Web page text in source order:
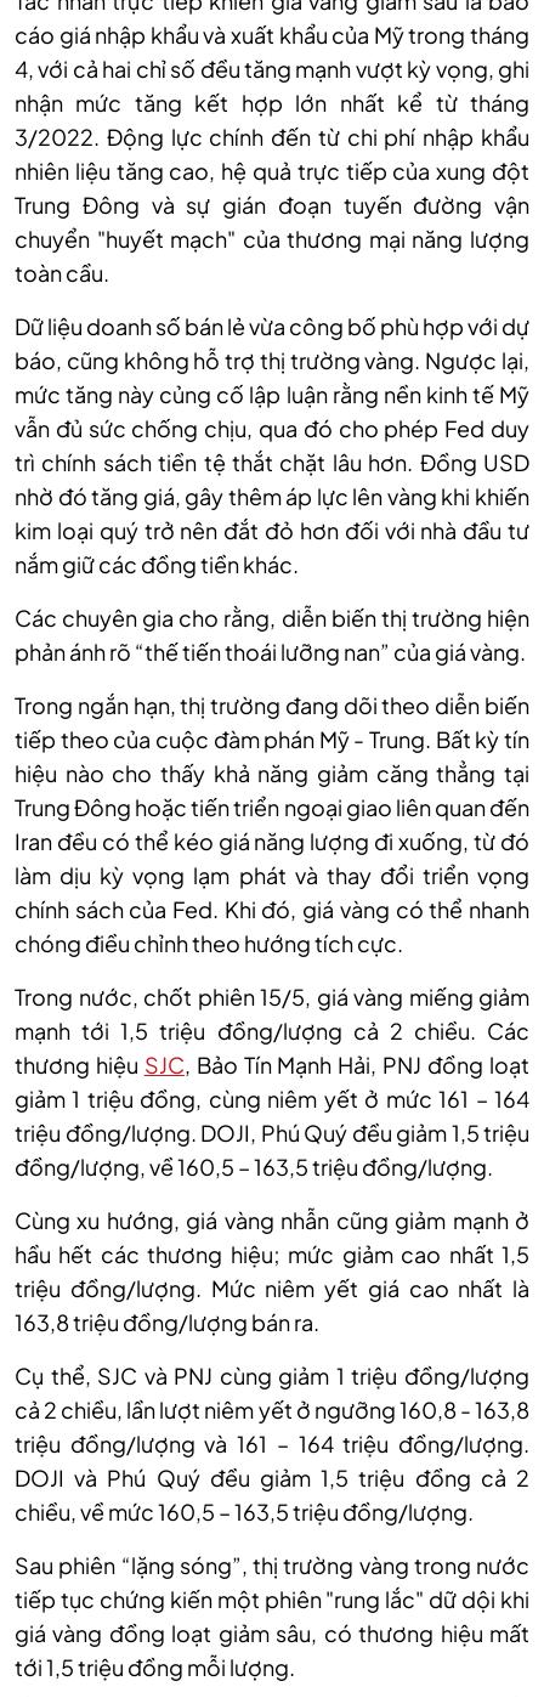
cáo giá nhập khẩu và xuất khẩu của Mỹ trong tháng
4, với cả hai chỉ số đều tăng mạnh vượt kỳ vọng, ghi
nhận mức tăng kết hợp lớn nhất kể từ tháng
3/2022. Động lực chính đến từ chi phí nhập khẩu
nhiên liệu tăng cao, hệ quả trực tiếp của xung đột
Trung Đông và sự gián đoạn tuyến đường vận
chuyển "huyết mạch" của thương mại năng lượng
toàn cầu.
Dữ liệu doanh số bán lẻ vừa công bố phù hợp với dự
báo, cũng không hỗ trợ thị trường vàng. Ngược lại,
mức tăng này củng cố lập luận rằng nền kinh tế Mỹ
vẫn đủ sức chống chịu, qua đó cho phép Fed duy
trì chính sách tiền tệ thắt chặt lâu hơn. Đồng USD
nhờ đó tăng giá, gây thêm áp lực lên vàng khi khiến
kim loại quý trở nên đắt đỏ hơn đối với nhà đầu tư
nắm giữ các đồng tiền khác.
Các chuyên gia cho rằng, diễn biến thị trường hiện
phản ánh rõ “thế tiến thoái lưỡng nan” của giá vàng.
Trong ngắn hạn, thị trường đang dõi theo diễn biến
tiếp theo của cuộc đàm phán Mỹ - Trung. Bất kỳ tín
hiệu nào cho thấy khả năng giảm căng thẳng tại
Trung Đông hoặc tiến triển ngoại giao liên quan đến
Iran đều có thể kéo giá năng lượng đi xuống, từ đó
làm dịu kỳ vọng lạm phát và thay đổi triển vọng
chính sách của Fed. Khi đó, giá vàng có thể nhanh
chóng điều chỉnh theo hướng tích cực.
Trong nước, chốt phiên 15/5, giá vàng miếng giảm
mạnh tới 1,5 triệu đồng/lượng cả 2 chiều. Các
thương hiệu SJC, Bảo Tín Mạnh Hải, PNJ đồng loạt
giảm 1 triệu đồng, cùng niêm yết ở mức 161 – 164
triệu đồng/lượng. DOJI, Phú Quý đều giảm 1,5 triệu
đồng/lượng, về 160,5 –163,5triệu đồng/lượng.
Cùng xu hướng, giá vàng nhẫn cũng giảm mạnh ở
hầu hết các thương hiệu; mức giảm cao nhất 1,5
triệu đồng/lượng. Mức niêm yết giá cao nhất là
163,8 triệu đồng/lượng bán ra.
Cụ thể, SJC và PNJ cùng giảm 1 triệu đồng/lượng
cả 2 chiều, lần lượt niêm yết ở ngưỡng 160,8 - 163,8
triệu đồng/lượngvà 161 – 164 triệu đồng/lượng.
DOJI và Phú Quý đều giảm 1,5 triệu đồng cả 2
chiều, về mức 160,5 – 163,5triệu đồng/lượng.
Sau phiên “lặng sóng”, thị trường vàng trong nước
tiếp tục chứng kiến một phiên "rung lắc" dữ dội khi
giá vàng đồng loạt giảm sâu, có thương hiệu mất
tới 1,5 triệu đồng mỗi lượng.